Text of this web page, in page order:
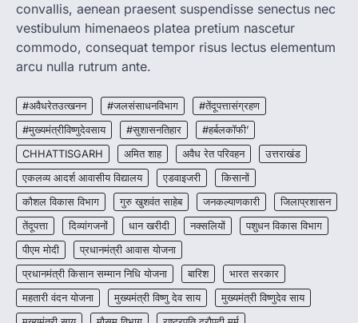
3
CHHATTISGARH
CG : मुख्यमंत्री विष्णुदेव साय के नेतृत्व में
छत्तीसगढ़ को बड़ी उपलब्धि
More Khabar
हरित विकास और किसानों की आय…
4
CHHATTISGARH
CG : पांच माह की अनुष्का को मिला नया
जीवन, चिरायु योजना से संभव हुई सफल सर्जरी
More Khabar August 7, 2026
रायपुर। राष्ट्रीय बाल स्वास्थ्य कार्यक्रम (चिरायु) के तहत
जशपुर जिले की 5 माह की मासूम…
convallis, aenean praesent suspendisse senectus nec
vestibulum himenaeos platea pretium nascetur
commodo, consequat tempor risus lectus elementum
arcu nulla rutrum ante.
#अवैधरेतउत्खनन #जलसंसाधनविभाग
#तेंदूपत्तासंग्रहण
#मुख्यमंत्रीविष्णुदेवसाय
#सुशासनतिहार
#हर्बलकॉफी’
CHHATTISGARH
अमित शाह अवैध रेत परिवहन
उत्तराखंड
एकलव्य आदर्श आवासीय विद्यालय
एडवाइजरी
किसानों
कौशल विकास विभाग
गुरु खुशवंत साहेब जनकल्याणकारी
जिलाप्रशासन
तेंदूपत्ता
दिव्यांगजनों धान खरीदी नक्सलियों
पशुधन विकास विभाग
पीएम मोदी
प्रधानमंत्री आवास योजना
प्रधानमंत्री किसान सम्मान निधि योजना
बारिश
भारत सरकार
महतारी वंदन योजना
मुख्यमंत्री विष्णु देव साय
मुख्यमंत्री विष्णुदेव साय